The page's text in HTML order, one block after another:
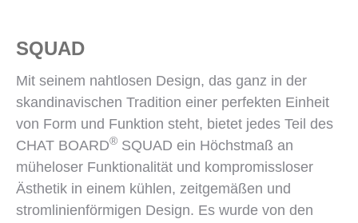
SQUAD
Mit seinem nahtlosen Design, das ganz in der
skandinavischen Tradition einer perfekten Einheit
von Form und Funktion steht, bietet jedes Teil des
CHAT BOARD® SQUAD ein Höchstmaß an
müheloser Funktionalität und kompromissloser
Ästhetik in einem kühlen, zeitgemäßen und
stromlinienförmigen Design. Es wurde von den